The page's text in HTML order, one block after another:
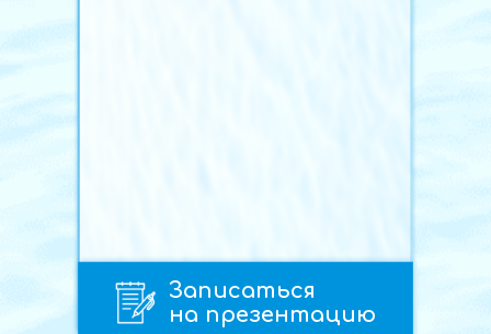
Записаться
на презентацию